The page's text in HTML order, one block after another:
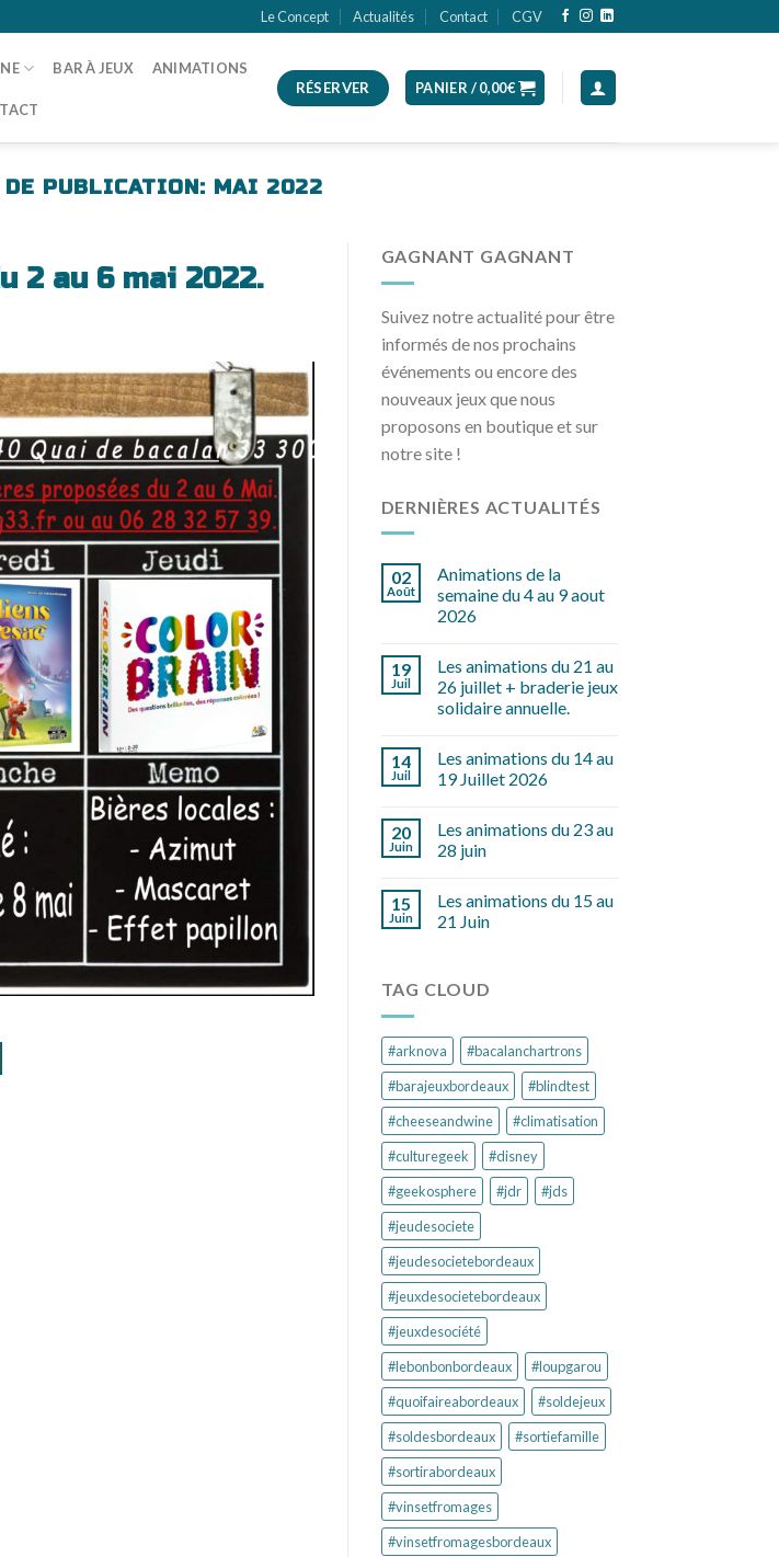
Le Concept Actualités Contact CGV
BAR À JEUX ANIMATIONS
RÉSERVER PANIER /0,00€
PUBLICATION: MAI 2022
2 au 6 mai 2022.
GAGNANT GAGNANT
Suivez notre actualité pour être
informés de nos prochains
événements ou encore des
nouveaux jeux que nous
proposons en boutique et sur
notre site !
DERNIÈRES ACTUALITÉS
02
Août
Animations de la
semaine du 4 au 9 aout
2026
19
Juil
Les animations du 21 au
26 juillet + braderie jeux
solidaire annuelle.
14
Juil
Les animations du 14 au
19 Juillet 2026
20
Juin
Les animations du 23 au
28 juin
15
Juin
Les animations du 15 au
21 Juin
TAG CLOUD
#arknova
#bacalanchartrons
#barajeuxbordeaux
#blindtest
#cheeseandwine
#climatisation
#culturegeek
#disney
#geekosphere
#jdr
#jds
#jeudesociete
#jeudesocietebordeaux
#jeuxdesocietebordeaux
#jeuxdesociété
#lebonbonbordeaux
#loupgarou
#quoifaireabordeaux
#soldejeux
#soldesbordeaux
#sortiefamille
#sortirabordeaux
#vinsetfromages
#vinsetfromagesbordeaux